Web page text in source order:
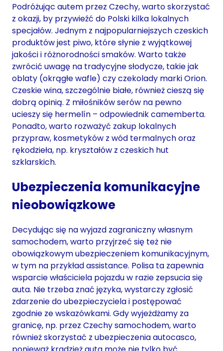
Podróżując autem przez Czechy, warto skorzystać
z okazji, by przywieźć do Polski kilka lokalnych
specjałów. Jednym z najpopularniejszych czeskich
produktów jest piwo, które słynie z wyjątkowej
jakości i różnorodności smaków. Warto także
zwrócić uwagę na tradycyjne słodycze, takie jak
oblaty (okrągłe wafle) czy czekolady marki Orion.
Czeskie wina, szczególnie białe, również cieszą się
dobrą opinią. Z miłośników serów na pewno
ucieszy się hermelín – odpowiednik camemberta.
Ponadto, warto rozważyć zakup lokalnych
przypraw, kosmetyków z wód termalnych oraz
rękodzieła, np. kryształów z czeskich hut
szklarskich.
Ubezpieczenia komunikacyjne
nieobowiązkowe
Decydując się na wyjazd zagraniczny własnym
samochodem, warto przyjrzeć się też nie
obowiązkowym ubezpieczeniem komunikacyjnym,
w tym na przykład assistance. Polisa ta zapewnia
wsparcie właściciela pojazdu w razie zepsucia się
auta. Nie trzeba znać języka, wystarczy zgłosić
zdarzenie do ubezpieczyciela i postępować
zgodnie ze wskazówkami. Gdy wyjeżdżamy za
granicę, np. przez Czechy samochodem, warto
również skorzystać z ubezpieczenia autocasco,